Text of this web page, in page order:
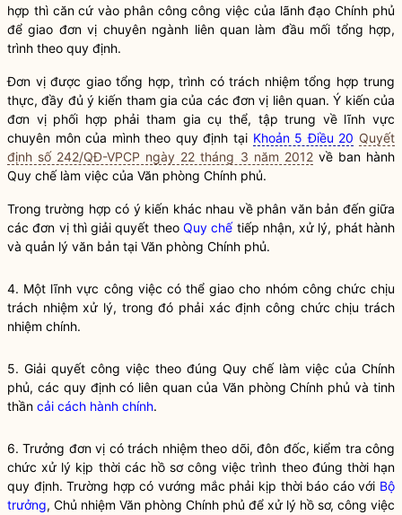
hợp thì căn cứ vào phân công công việc của lãnh đạo Chính phủ
để giao đơn vị chuyên ngành liên quan làm đầu mối tổng hợp,
trình theo quy định.
Đơn vị được giao tổng hợp, trình có trách nhiệm tổng hợp trung
thực, đầy đủ ý kiến tham gia của các đơn vị liên quan. Ý kiến của
đơn vị phối hợp phải tham gia cụ thể, tập trung về lĩnh vực
chuyên môn của mình theo quy định tại Khoản 5 Điều 20 Quyết
định số 242/QĐ-VPCP ngày 22 tháng 3 năm 2012về ban hành
Quy chếlàm việc của Văn phòng Chính phủ.
Trong trường hợp có ý kiến khác nhau về phân văn bản đến giữa
các đơn vị thì giải quyết theo Quy chếtiếp nhận, xử lý, phát hành
và quản lý văn bản tại Văn phòng Chính phủ.
4. Một lĩnh vực công việc có thể giao cho nhóm công chức chịu
trách nhiệm xử lý, trong đó phải xác định công chức chịu trách
nhiệm chính.
5. Giải quyết công việc theo đúng Quy chếlàm việc của Chính
phủ, các quy định có liên quan của Văn phòng Chính phủ và tinh
thần cải cách hành chính.
6. Trưởng đơn vị có trách nhiệm theo dõi, đôn đốc, kiểm tra công
chức xử lý kịp thời các hồ sơ công việc trình theo đúng thời hạn
quy định. Trường hợp có vướng mắc phải kịp thời báo cáo với Bộ
trưởng, Chủ nhiệm Văn phòng Chính phủ để xử lý hồ sơ, công việc